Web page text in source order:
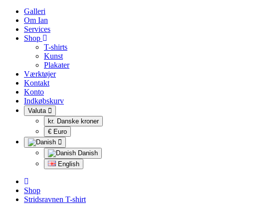
Galleri
Om Ian
Services
Shop
T-shirts
Kunst
Plakater
Værktøjer
Kontakt
Konto
Indkøbskurv
Valuta
kr. Danske kroner
€ Euro
Danish
English
Shop
Stridsravnen T-shirt